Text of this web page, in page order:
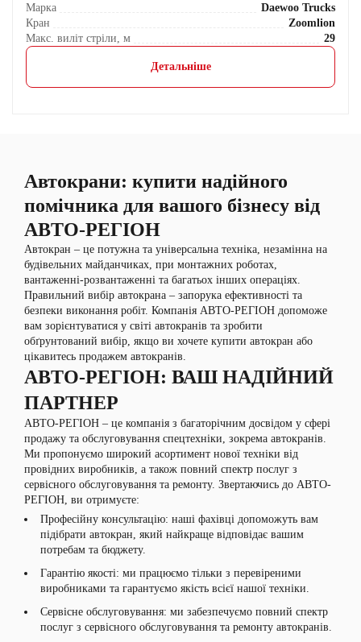
Марка
Daewoo Trucks
Кран
Zoomlion
Макс. виліт стріли, м
29
Детальніше
Автокрани: купити надійного
помічника для вашого бізнесу від
АВТО-РЕГІОН
Автокран – це потужна та універсальна техніка, незамінна на
будівельних майданчиках, при монтажних роботах,
вантаженні-розвантаженні та багатьох інших операціях.
Правильний вибір автокрана – запорука ефективності та
безпеки виконання робіт. Компанія АВТО-РЕГІОН допоможе
вам зорієнтуватися у світі автокранів та зробити
обґрунтований вибір, якщо ви хочете купити автокран або
цікавитесь продажем автокранів.
АВТО-РЕГІОН: ВАШ НАДІЙНИЙ
ПАРТНЕР
АВТО-РЕГІОН – це компанія з багаторічним досвідом у сфері
продажу та обслуговування спецтехніки, зокрема автокранів.
Ми пропонуємо широкий асортимент нової техніки від
провідних виробників, а також повний спектр послуг з
сервісного обслуговування та ремонту. Звертаючись до АВТО-
РЕГІОН, ви отримуєте:
Професійну консультацію: наші фахівці допоможуть вам
підібрати автокран, який найкраще відповідає вашим
потребам та бюджету.
Гарантію якості: ми працюємо тільки з перевіреними
виробниками та гарантуємо якість всієї нашої техніки.
Сервісне обслуговування: ми забезпечуємо повний спектр
послуг з сервісного обслуговування та ремонту автокранів.